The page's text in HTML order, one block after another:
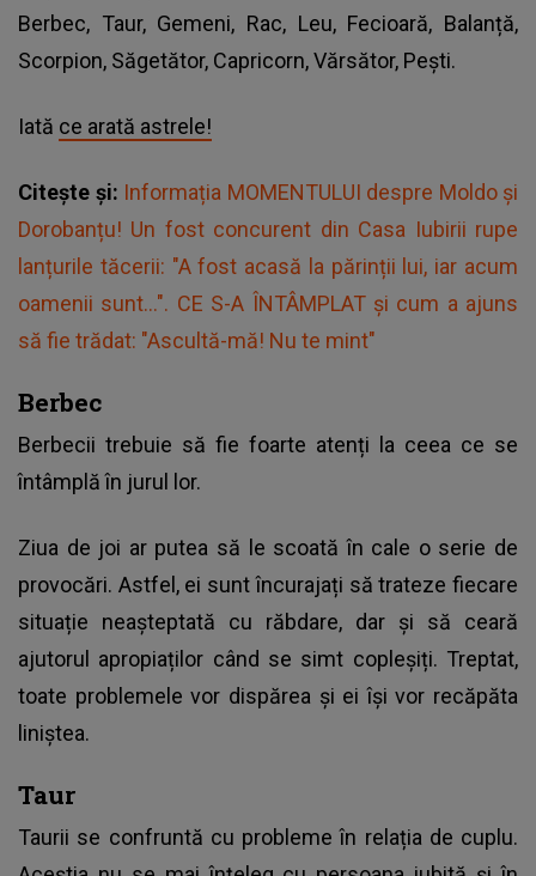
Berbec, Taur, Gemeni, Rac, Leu, Fecioară, Balanță,
Scorpion, Săgetător, Capricorn, Vărsător, Pești.
Iată ce arată astrele!
Citește și: Informația MOMENTULUI despre Moldo și
Dorobanțu! Un fost concurent din Casa Iubirii rupe
lanțurile tăcerii: "A fost acasă la părinții lui, iar acum
oamenii sunt...". CE S-A ÎNTÂMPLAT și cum a ajuns
să fie trădat: "Ascultă-mă! Nu te mint"
Berbec
Berbecii trebuie să fie foarte atenți la ceea ce se
întâmplă în jurul lor.
Ziua de joi ar putea să le scoată în cale o serie de
provocări. Astfel, ei sunt încurajați să trateze fiecare
situație neașteptată cu răbdare, dar și să ceară
ajutorul apropiaților când se simt copleșiți. Treptat,
toate problemele vor dispărea și ei își vor recăpăta
liniștea.
Taur
Taurii se confruntă cu probleme în relația de cuplu.